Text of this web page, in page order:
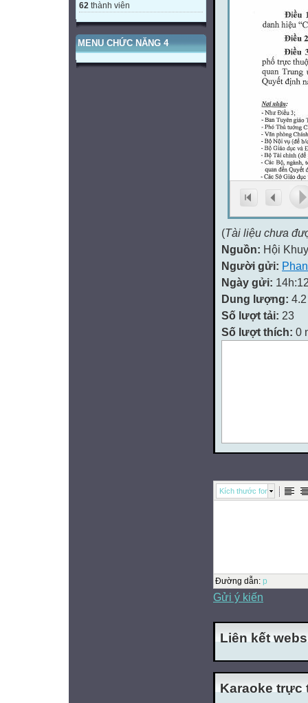
62 thành viên
MENU CHỨC NĂNG 4
(Tài liệu chưa
Nguồn: Hội
Người gửi:
Ngày gửi:
Dung lượng:
Số lượt tải: 23
Số lượt thích: 0
Kích thước font
Đường dẫn: p
Gửi ý kiến
Liên kết
Karaoke trực